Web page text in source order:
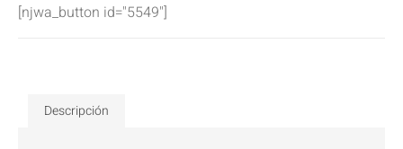
[njwa_button id="5549"]
Descripción